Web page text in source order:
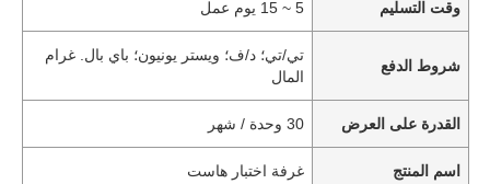
وقت التسليم 5 ~ 15 يوم عمل
شروط الدفع
تي/تي؛ د/ف؛ ويستر يونيون؛ باي بال. غرام
المال
القدرة على العرض 30 وحدة / شهر
اسم المنتج غرفة اختبار هاست